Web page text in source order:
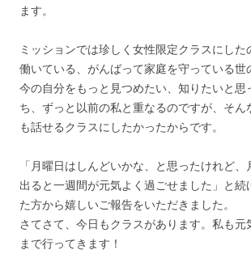
ます。
ミッションでは珍しく女性限定クラスにした
働いている、がんばって家庭を守っている世
今の自分をもっと見つめたい、知りたいと思
ち、ずっと以前の私と重なるのですが、そん
も話せるクラスにしたかったからです。
「月曜日はしんどいかな、と思ったけれど
出ると一週間が元気よく過ごせました」と続
た方から嬉しいご報告をいただきました。
さてさて、今日もクラスがあります。私も元
まで行ってきます！